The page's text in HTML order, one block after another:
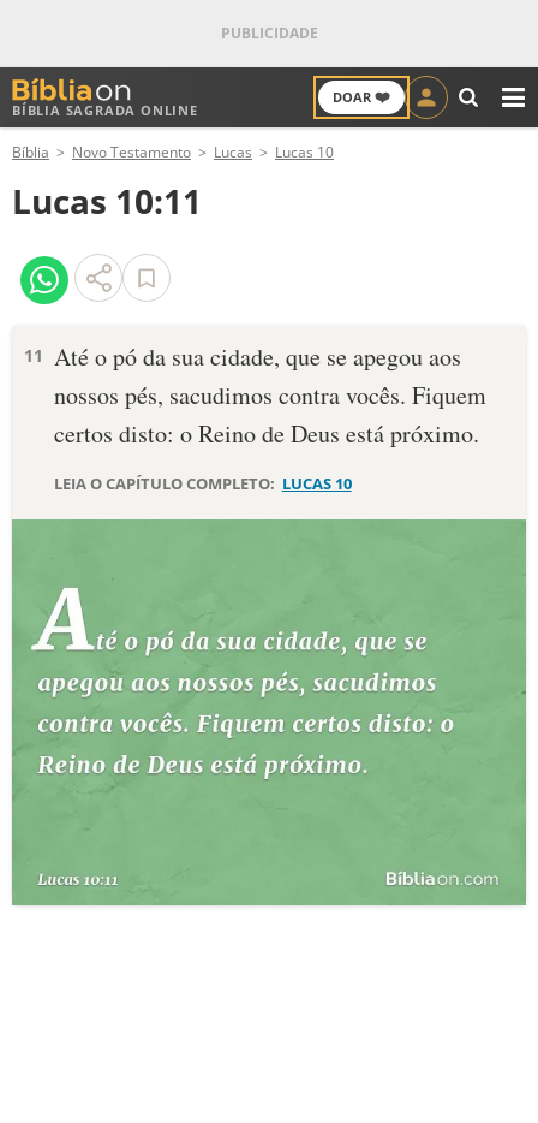
BÍBLIA SAGRADA ONLINE
DOAR ❤️
ANTIGO TESTAMENTO
NOVO TESTAMENTO
VERSÍCULOS
PALAVRA DO DIA
DEVOCIONAL DIÁRIO
10 MANDAMENTOS
ESTUDOS BÍBLICOS
ESBOÇOS DE PREGAÇÃO
TEMAS
TERMO BÍBLICO
Bíblia Novo Testamento Lucas Lucas 10
Lucas 10:11
11 Até o pó da sua cidade, que se apegou aos
nossos pés, sacudimos contra vocês. Fiquem
certos disto: o Reino de Deus está próximo.
LEIA O CAPÍTULO COMPLETO: LUCAS 10